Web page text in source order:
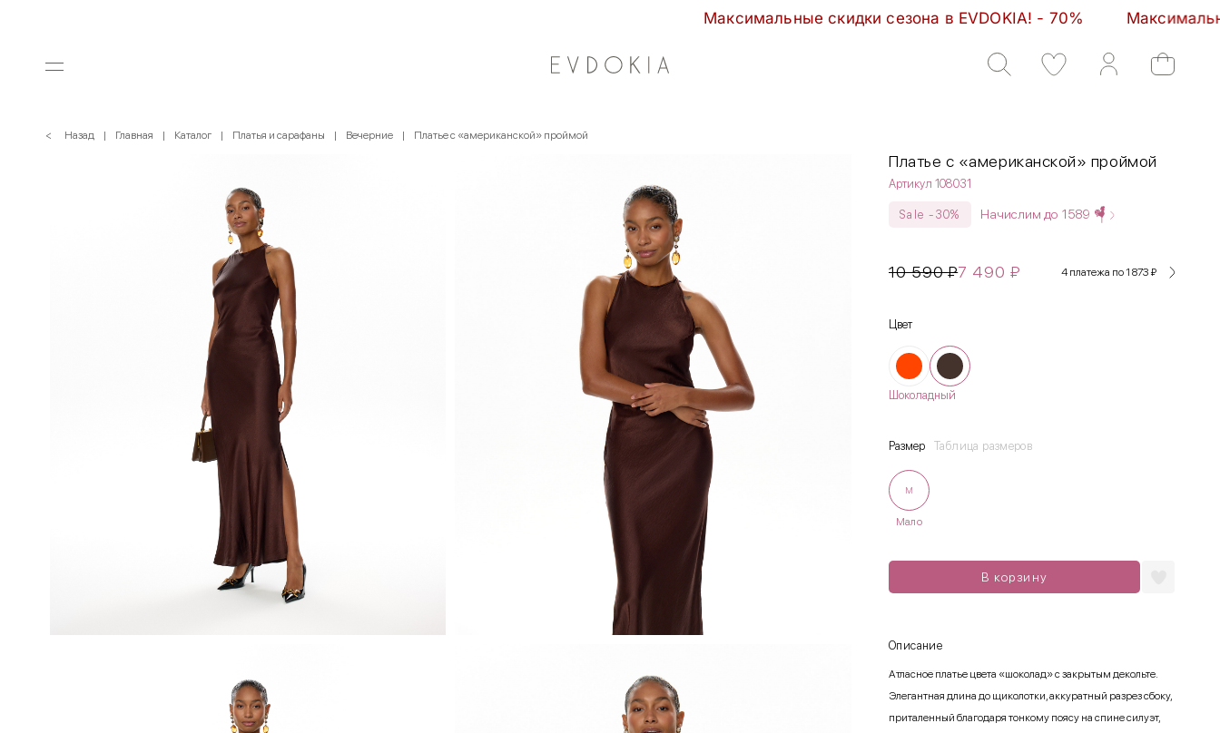
Максимальные скидки сезона в EVDOKIA! - 70%         Максимальные скидки
< Назад Главная Каталог Платья и сарафаны Вечерние Платье с «американской» проймой
Платье с «американской» проймой
Артикул 108031
Sale -30% Начислим до 1589
10 590₽7 490 ₽ 4 платежа по 1 873 ₽
Цвет
Шоколадный
Размер Таблица размеров
M
Мало
В корзину
Описание
Атласное платье цвета «шоколад» с закрытым декольте.
Элегантная длина до щиколотки, аккуратный разрез сбоку,
приталенный благодаря тонкому поясу на спине силуэт,